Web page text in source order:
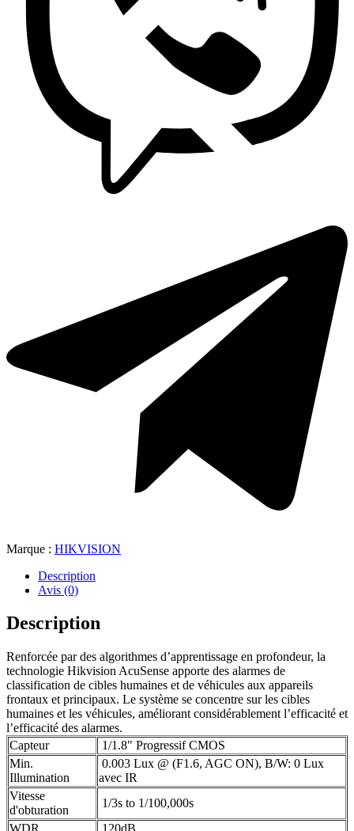
Marque : HIKVISION
Description
Avis (0)
Description
Renforcée par des algorithmes d’apprentissage en profondeur, la
technologie Hikvision AcuSense apporte des alarmes de
classification de cibles humaines et de véhicules aux appareils
frontaux et principaux. Le système se concentre sur les cibles
humaines et les véhicules, améliorant considérablement l’efficacité et
l’efficacité des alarmes.
Capteur
1/1.8" Progressif CMOS
Min.
Illumination
0.003 Lux @ (F1.6, AGC ON), B/W: 0 Lux
avec IR
Vitesse
d'obturation
1/3s to 1/100,000s